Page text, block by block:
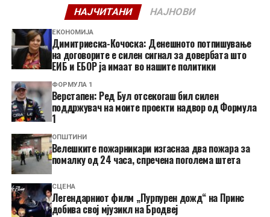
НАЈЧИТАНИ НАЈНОВИ
ЕКОНОМИЈА
Димитриеска-Кочоска: Денешното потпишување
на договорите е силен сигнал за довербата што
ЕИБ и ЕБОР ја имаат во нашите политики
ФОРМУЛА 1
Верстапен: Ред Бул отсекогаш бил силен
поддржувач на моите проекти надвор од Формула
1
ОПШТИНИ
Велешките пожарникари изгаснаа два пожара за
помалку од 24 часа, спречена поголема штета
СЦЕНА
Легендарниот филм „Пурпурен дожд“ на Принс
добива свој мјузикл на Бродвеј